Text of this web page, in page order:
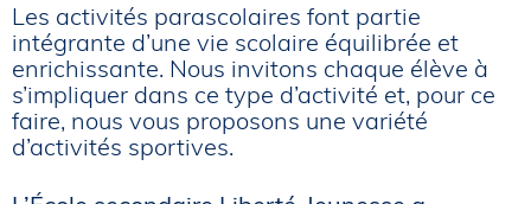
Les activités parascolaires font partie
intégrante d’une vie scolaire équilibrée et
enrichissante. Nous invitons chaque élève à
s’impliquer dans ce type d’activité et, pour ce
faire, nous vous proposons une variété
d’activités sportives.